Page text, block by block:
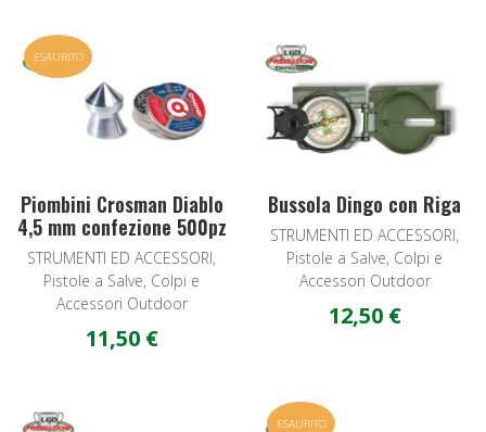
ESAURITO
Add to Wishlist
Quick View
Piombini Crosman Diablo
4,5 mm confezione 500pz
STRUMENTI ED ACCESSORI,
Pistole a Salve, Colpi e
Accessori Outdoor
11,50 €
Bussola Dingo con Riga
STRUMENTI ED ACCESSORI,
Pistole a Salve, Colpi e
Accessori Outdoor
12,50 €
Add to Wishlist
ESAURITO